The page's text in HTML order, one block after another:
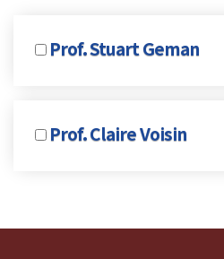
Prof. Stuart Geman
Prof. Claire Voisin